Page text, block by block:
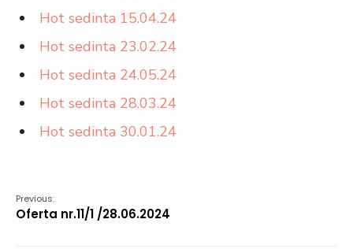
Hot sedinta 15.04.24
Hot sedinta 23.02.24
Hot sedinta 24.05.24
Hot sedinta 28.03.24
Hot sedinta 30.01.24
Previous:
Oferta nr.11/1 /28.06.2024